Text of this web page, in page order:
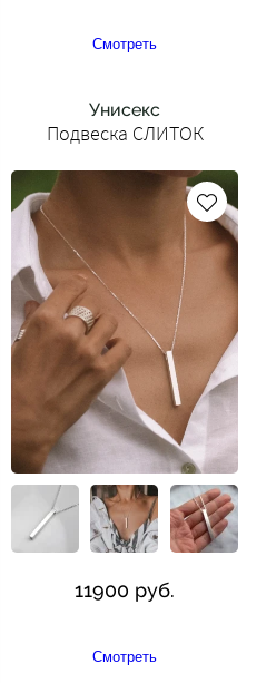
Смотреть
Унисекс
Подвеска СЛИТОК
11900 руб.
Смотреть